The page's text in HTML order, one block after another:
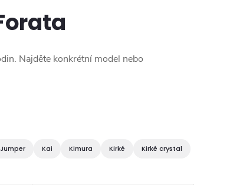
Najděte konkrétní model nebo
Jumper Kai Kimura Kirké Kirké crystal